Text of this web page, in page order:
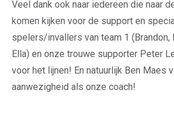
Veel dank ook naar iedereen die naar
komen kijken voor de support en
spelers/invallers van team 1 (Brandon,
Ella) en onze trouwe supporter Peter
voor het lijnen! En natuurlijk Ben Maes
aanwezigheid als onze coach!